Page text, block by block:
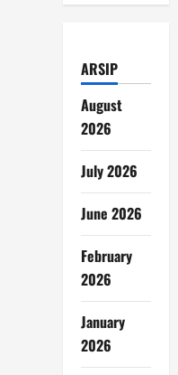
ARSIP
August
2026
July 2026
June 2026
February
2026
January
2026